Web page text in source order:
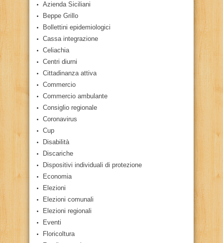
Azienda Siciliani
Beppe Grillo
Bollettini epidemiologici
Cassa integrazione
Celiachia
Centri diurni
Cittadinanza attiva
Commercio
Commercio ambulante
Consiglio regionale
Coronavirus
Cup
Disabilità
Discariche
Dispositivi individuali di protezione
Economia
Elezioni
Elezioni comunali
Elezioni regionali
Eventi
Floricoltura